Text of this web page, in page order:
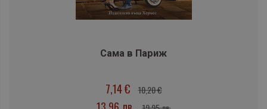
Сама в Париж
7,14 € 10,20 €